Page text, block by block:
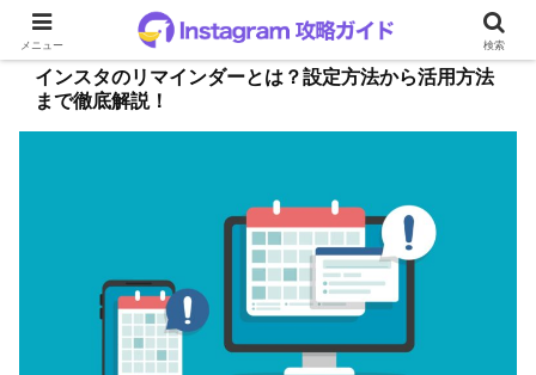
インスタのリマインダーとは？設定方法から活用方法
まで徹底解説！
メニュー 検索